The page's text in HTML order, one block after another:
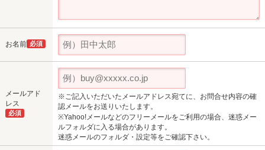
お名前 必須
メールアド
レス
必須
※ご記入いただいたメールアドレス宛てに、お問合せ内容の確
認メールをお送りいたします。
※Yahoo!メールなどのフリーメールをご利用の場合、迷惑メー
ルフォルダに入る場合があります。
迷惑メールのフォルダ・設定等をご確認下さい。